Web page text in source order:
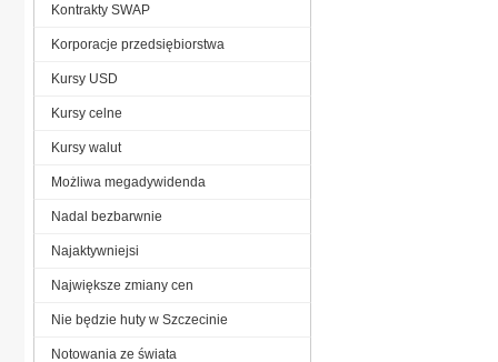
Kontrakty SWAP
Korporacje przedsiębiorstwa
Kursy USD
Kursy celne
Kursy walut
Możliwa megadywidenda
Nadal bezbarwnie
Najaktywniejsi
Największe zmiany cen
Nie będzie huty w Szczecinie
Notowania ze świata